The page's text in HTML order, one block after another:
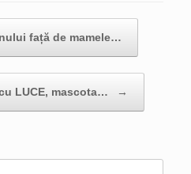
față de mamele…
LUCE, mascota… →